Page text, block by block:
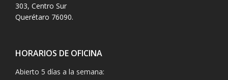
303, Centro Sur
Querétaro 76090.
HORARIOS DE OFICINA
Abierto 5 días a la semana: